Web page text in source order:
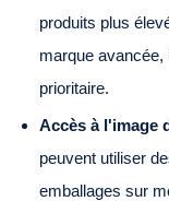
produits plus
marque avancée,
prioritaire.
Accès à l'image
peuvent utiliser
emballages sur